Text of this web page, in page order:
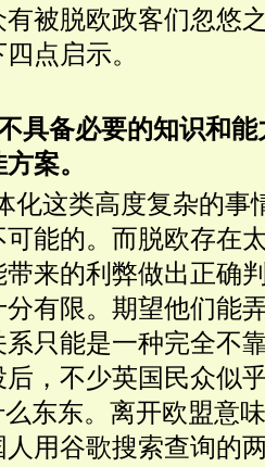
被脱欧政客们忽悠
点启示。
备必要的知识和能
案。
化这类高度复杂的事
能的。而脱欧存在
来的利弊做出正确
分有限。期望他们能
只能是一种完全不
后，不少英国民众似
东东。离开欧盟意
用谷歌搜索查询的